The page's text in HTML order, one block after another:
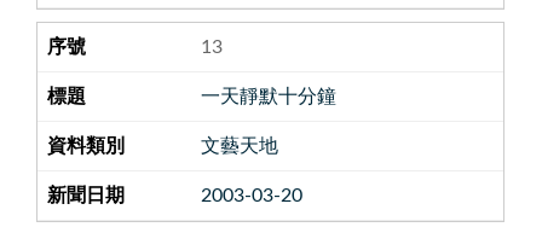
13
一天靜默十分鐘
文藝天地
2003-03-20